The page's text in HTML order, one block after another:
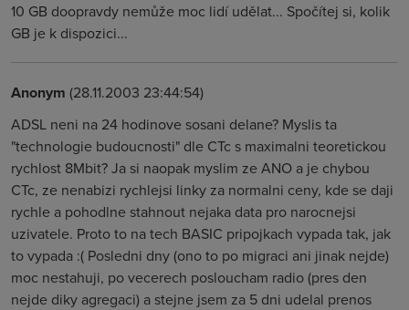
10 GB doopravdy nemůže moc lidí udělat... Spočítej si, kolik
GB je k dispozici...
Anonym (28.11.2003 23:44:54)
ADSL neni na 24 hodinove sosani delane? Myslis ta
"technologie budoucnosti" dle CTc s maximalni teoretickou
rychlost 8Mbit? Ja si naopak myslim ze ANO a je chybou
CTc, ze nenabizi rychlejsi linky za normalni ceny, kde se daji
rychle a pohodlne stahnout nejaka data pro narocnejsi
uzivatele. Proto to na tech BASIC pripojkach vypada tak, jak
to vypada :( Posledni dny (ono to po migraci ani jinak nejde)
moc nestahuji, po vecerech posloucham radio (pres den
nejde diky agregaci) a stejne jsem za 5 dni udelal prenos